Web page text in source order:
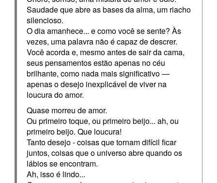
Saudade que abre as bases da alma, um riacho
silencioso.
O dia amanhece... e como você se sente? Às
vezes, uma palavra não é capaz de descrer.
Você acorda e, mesmo antes de sair da cama,
seus pensamentos estão apenas no céu
brilhante, como nada mais significativo —
apenas o desejo inexplicável de viver na
loucura do amor.
Quase morreu de amor.
Ou primeiro toque, ou primeiro beijo... ah, ou
primeiro beijo. Que loucura!
Tanto desejo - coisas que tornam difícil ficar
juntos, coisas que o universo abre quando os
lábios se encontram.
Ah, isso é lindo...